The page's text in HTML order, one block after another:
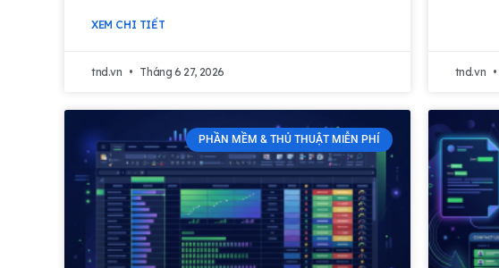
XEM CHI TIẾT
tnd.vn Tháng 6 27, 2026 tnd.vn
PHẦN MỀM & THỦ THUẬT MIỄN PHÍ